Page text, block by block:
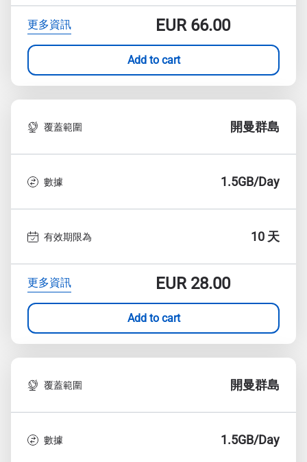
更多資訊 EUR66.00
Add to cart
覆蓋範圍 開曼群島
數據 1.5GB/Day
有效期限為 10 天
更多資訊 EUR28.00
Add to cart
覆蓋範圍 開曼群島
數據 1.5GB/Day